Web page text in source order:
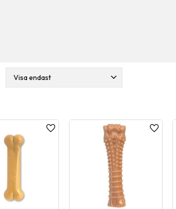
Visa endast
Lägg till i favoriter Lägg